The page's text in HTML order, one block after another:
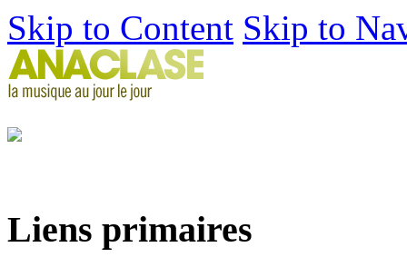
Skip to Content Skip to
Liens primaires